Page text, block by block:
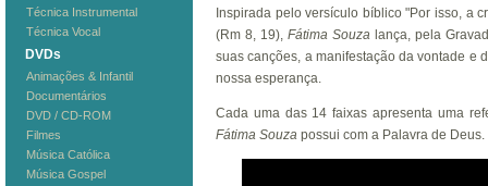
Técnica Instrumental
Técnica Vocal
DVDs
Animações & Infantil
Documentários
DVD / CD-ROM
Filmes
Música Católica
Música Gospel
Inspirada pelo versículo bíblico "Por isso, a
(Rm 8, 19),Fátima Souza lança, pela
suas canções, a manifestação da vontade e
nossa esperança.
Cada uma das 14 faixas apresenta uma
Fátima Souza possui com a Palavra de Deus.